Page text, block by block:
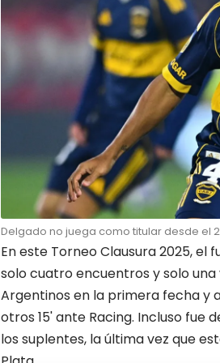
Delgado no juega como titular desde el
En este Torneo Clausura 2025, el
solo cuatro encuentros y solo
Argentinos en la primera fecha y
otros 15' ante Racing. Incluso fue
los suplentes, la última vez que